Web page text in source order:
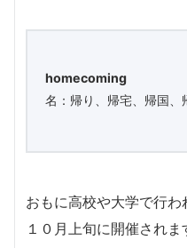
homecoming
名：帰り、帰宅、帰国、
おもに高校や大学で行
１０月上旬に開催されま